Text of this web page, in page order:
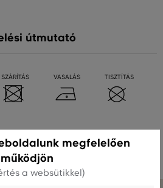
útmutató
SZÁRÍTÁS VASALÁS TISZTÍTÁS
termékekmegfelelően
működjön
a websütikkel)